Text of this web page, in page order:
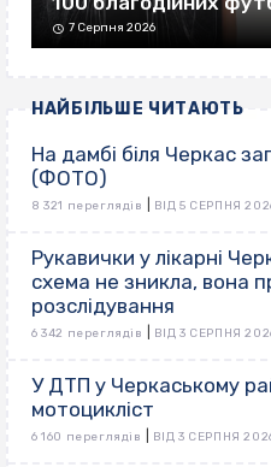
7 Серпня 2026
НАЙБІЛЬШЕ ЧИТАЮТЬ
На дамбі біля Черкас
(ФОТО)
8 321 переглядів ВІД 5 СЕРПНЯ
Рукавички у лікарні
схема не зникла, вона
розслідування
6 342 переглядів ВІД 3 СЕРПНЯ
У ДТП у Черкаському
мотоцикліст
6 160 переглядів ВІД 3 СЕРПНЯ